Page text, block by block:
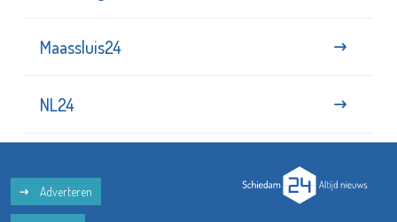
Maassluis24
NL24
Adverteren